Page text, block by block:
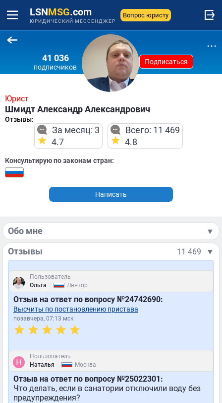
LSNMSG.com
ЮРИДИЧЕСКИЙ МЕССЕНДЖЕР
Вопрос юристу
41 036
подписчиков
Подписаться
...
Юрист
Шмидт Александр Александрович
Отзывы:
За месяц: 3
4.7
Всего: 11 469
4.8
Консультирую по законам стран:
Написать
Обо мне ▼
Отзывы 11 469 ▼
Пользователь
Ольга
Лянтор
Отзыв на ответ по вопросу №24742690:
Высчиты по постановлению пристава
позавчера, 07:13 мск
Пользователь
Наталья
Москва
Отзыв на ответ по вопросу №25022301:
Что делать, если в санатории отключили воду без
предупреждения?